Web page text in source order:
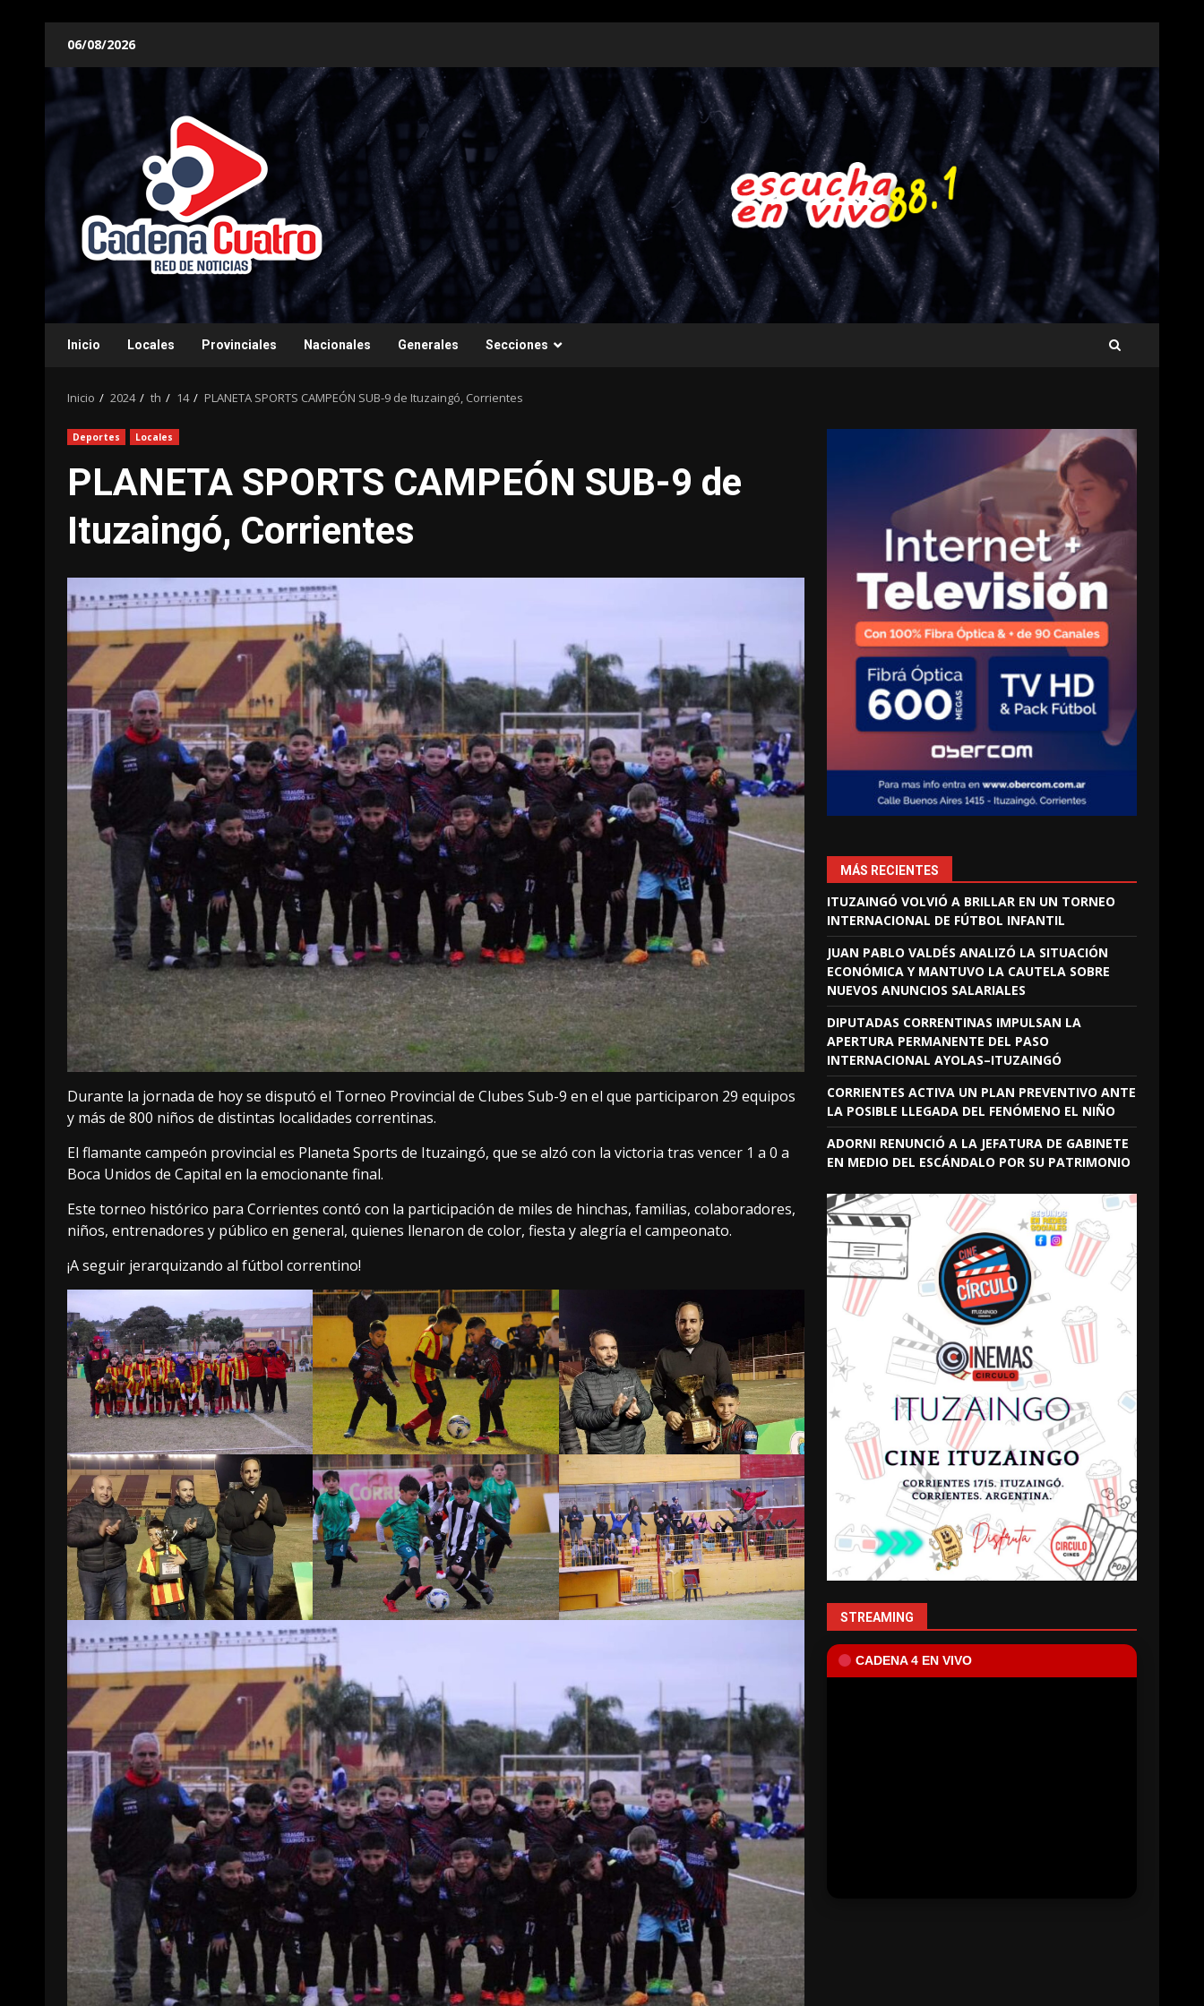
contenido
06/08/2026
Inicio Locales Provinciales Nacionales Generales Secciones
Inicio 2024 th 14 PLANETA SPORTS CAMPEÓN SUB-9 de Ituzaingó, Corrientes
Deportes Locales
PLANETA SPORTS CAMPEÓN SUB-9 de
Ituzaingó, Corrientes
Durante la jornada de hoy se disputó el Torneo Provincial de Clubes Sub-9 en el que participaron 29 equipos
y más de 800 niños de distintas localidades correntinas.
El flamante campeón provincial es Planeta Sports de Ituzaingó, que se alzó con la victoria tras vencer 1 a 0 a
Boca Unidos de Capital en la emocionante final.
Este torneo histórico para Corrientes contó con la participación de miles de hinchas, familias, colaboradores,
niños, entrenadores y público en general, quienes llenaron de color, fiesta y alegría el campeonato.
¡A seguir jerarquizando al fútbol correntino!
MÁS RECIENTES
ITUZAINGÓ VOLVIÓ A BRILLAR EN UN TORNEO
INTERNACIONAL DE FÚTBOL INFANTIL
JUAN PABLO VALDÉS ANALIZÓ LA SITUACIÓN
ECONÓMICA Y MANTUVO LA CAUTELA SOBRE
NUEVOS ANUNCIOS SALARIALES
DIPUTADAS CORRENTINAS IMPULSAN LA
APERTURA PERMANENTE DEL PASO
INTERNACIONAL AYOLAS–ITUZAINGÓ
CORRIENTES ACTIVA UN PLAN PREVENTIVO ANTE
LA POSIBLE LLEGADA DEL FENÓMENO EL NIÑO
ADORNI RENUNCIÓ A LA JEFATURA DE GABINETE
EN MEDIO DEL ESCÁNDALO POR SU PATRIMONIO
STREAMING
CADENA 4 EN VIVO